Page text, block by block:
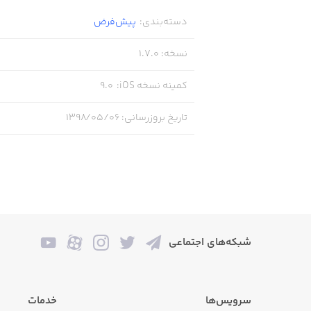
دسته‌بندی: پیش‌فرض
نسخه:
1.7.0
کمینه نسخه iOS :
9.0
تاریخ بروزرسانی: ۱۳۹۸/۰۵/۰۶
شبکه‌های اجتماعی
سرویس‌ها خدمات